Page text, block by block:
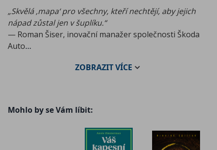
„Skvělá ‚mapa‘ pro všechny, kteří nechtějí, aby jejich
nápad zůstal jen v šuplíku.“
— Roman Šiser, inovační manažer společnosti Škoda
Auto
Chcete začít podnikat, ale stále váháte? Rozšířit
Zkušený inovátor Dalibor Pulkert nabízí kompletního
průvodce, který vám pomůže nápad nejen vymyslet,
ale především vyladit, ověřit na trhu a dostat do
ZOBRAZITVÍCE
Mohlo by se Vám líbit: